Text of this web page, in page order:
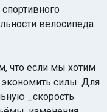
велосипеда
что если мы хотим
экономить силы. Для
_скорость